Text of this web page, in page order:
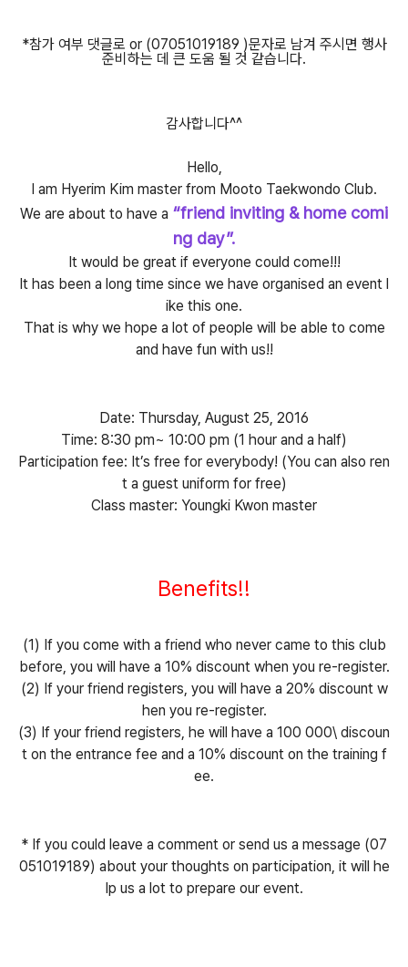
*참가 여부 댓글로 or (07051019189 )문자로 남겨 주시면 행사
준비하는 데 큰 도움 될 것 같습니다.
감사합니다^^
Hello,
I am Hyerim Kim master from Mooto Taekwondo Club.
We are about to have a “friend inviting & home comi
ng day”.
It would be great if everyone could come!!!
It has been a long time since we have organised an event l
ike this one.
That is why we hope a lot of people will be able to come
and have fun with us!!
Date: Thursday, August 25, 2016
Time: 8:30 pm~ 10:00 pm (1 hour and a half)
Participation fee: It’s free for everybody! (You can also ren
t a guest uniform for free)
Class master: Youngki Kwon master
Benefits!!
(1) If you come with a friend who never came to this club
before, you will have a 10% discount when you re-register.
(2) If your friend registers, you will have a 20% discount w
hen you re-register.
(3) If your friend registers, he will have a 100 000\ discoun
t on the entrance fee and a 10% discount on the training f
ee.
* If you could leave a comment or send us a message (07
051019189) about your thoughts on participation, it will he
lp us a lot to prepare our event.